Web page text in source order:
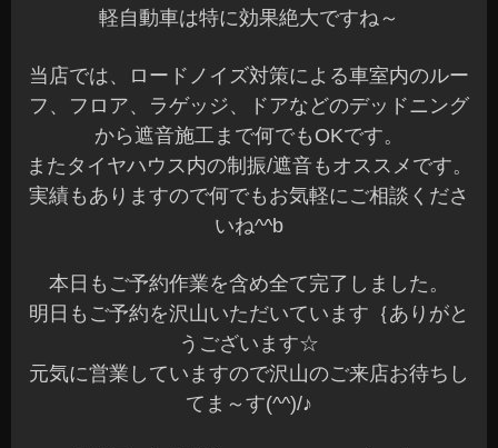
軽自動車は特に効果絶大ですね～
当店では、ロードノイズ対策による車室内のルー
フ、フロア、ラゲッジ、ドアなどのデッドニング
から遮音施工まで何でもOKです。
またタイヤハウス内の制振/遮音もオススメです。
実績もありますので何でもお気軽にご相談くださ
いね^^b
本日もご予約作業を含め全て完了しました。
明日もご予約を沢山いただいています｛ありがと
うございます☆
元気に営業していますので沢山のご来店お待ちし
てま～す(^^)/♪